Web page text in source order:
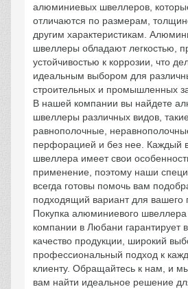
алюминиевых швеллеров,
отличаются по размерам,
другим характеристикам.
швеллеры обладают легкостью,
устойчивостью к коррозии, что
идеальным выбором для
строительных и промышленных
В нашей компании вы найдете
швеллеры различных видов,
равнополочные,
перфорацией и без нее. Каждый
швеллера имеет свои
применение, поэтому наши
всегда готовы помочь вам
подходящий вариант для вашего
Покупка алюминиевого
компании в Любани гарантирует
качество продукции, широкий
профессиональный подход к
клиенту. Обращайтесь к нам, и
вам найти идеальное решение